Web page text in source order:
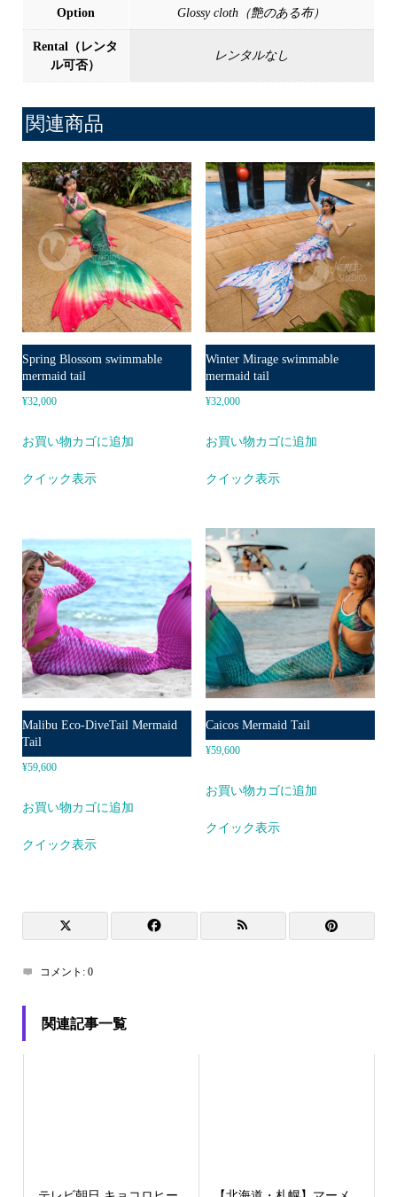
Option Glossy cloth（艶のある布）
Rental（レンタ
ル可否）
レンタルなし
関連商品
Spring Blossom swimmable
mermaid tail
¥32,000
お買い物カゴに追加
クイック表示
Winter Mirage swimmable
mermaid tail
¥32,000
お買い物カゴに追加
クイック表示
Malibu Eco-DiveTail Mermaid
Tail
¥59,600
お買い物カゴに追加
クイック表示
Caicos Mermaid Tail
¥59,600
お買い物カゴに追加
クイック表示
コメント: 0
関連記事一覧